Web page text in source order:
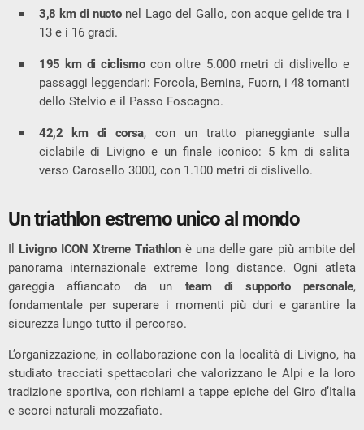
3,8 km di nuotonel Lago del Gallo, con acque gelide tra i
13 e i 16 gradi.
195 km di ciclismocon oltre 5.000 metri di dislivello e
passaggi leggendari: Forcola, Bernina, Fuorn, i 48 tornanti
dello Stelvio e il Passo Foscagno.
42,2 km di corsa, con un tratto pianeggiante sulla
ciclabile di Livigno e un finale iconico: 5 km di salita
verso Carosello 3000, con 1.100 metri di dislivello.
Un triathlon estremo unico al mondo
Il Livigno ICON Xtreme Triathlonè una delle gare più ambite del
panorama internazionale extreme long distance. Ogni atleta
gareggia affiancato da un team di supporto personale,
fondamentale per superare i momenti più duri e garantire la
sicurezza lungo tutto il percorso.
L’organizzazione, in collaborazione con la località di Livigno, ha
studiato tracciati spettacolari che valorizzano le Alpi e la loro
tradizione sportiva, con richiami a tappe epiche del Giro d’Italia
e scorci naturali mozzafiato.